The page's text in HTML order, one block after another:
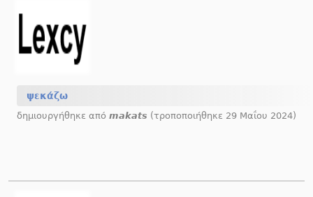
ψεκάζω
δημιουργήθηκε απόmakats (τροποποιήθηκε 29 Μαΐου 2024)